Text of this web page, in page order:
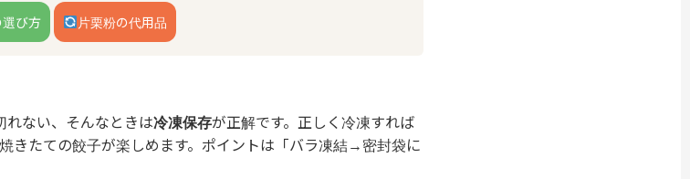
び方 片栗粉の代用品
ない、そんなときは冷凍保存が正解です。正しく冷凍すれば
きたての餃子が楽しめます。ポイントは「バラ凍結→密封袋に